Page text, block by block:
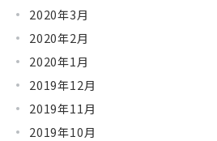
2020年3月
2020年2月
2020年1月
2019年12月
2019年11月
2019年10月